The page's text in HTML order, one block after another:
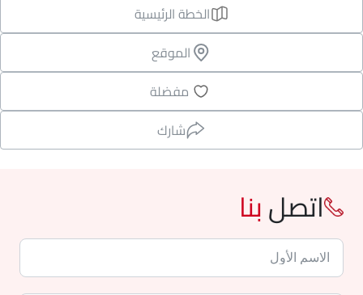
الخطة الرئيسية
الموقع
مفضلة
شارك
اتصلبنا